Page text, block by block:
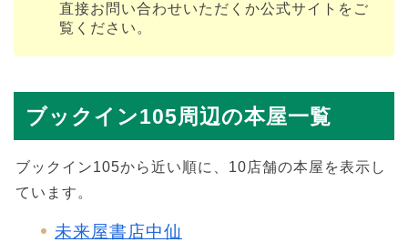
直接お問い合わせいただくか公式サイトをご
覧ください。
ブックイン105周辺の本屋一覧
ブックイン105から近い順に、10店舗の本屋を表示し
ています。
未来屋書店中仙